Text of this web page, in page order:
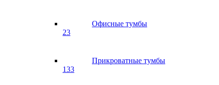
Офисные тумбы
23
Прикроватные тумбы
133